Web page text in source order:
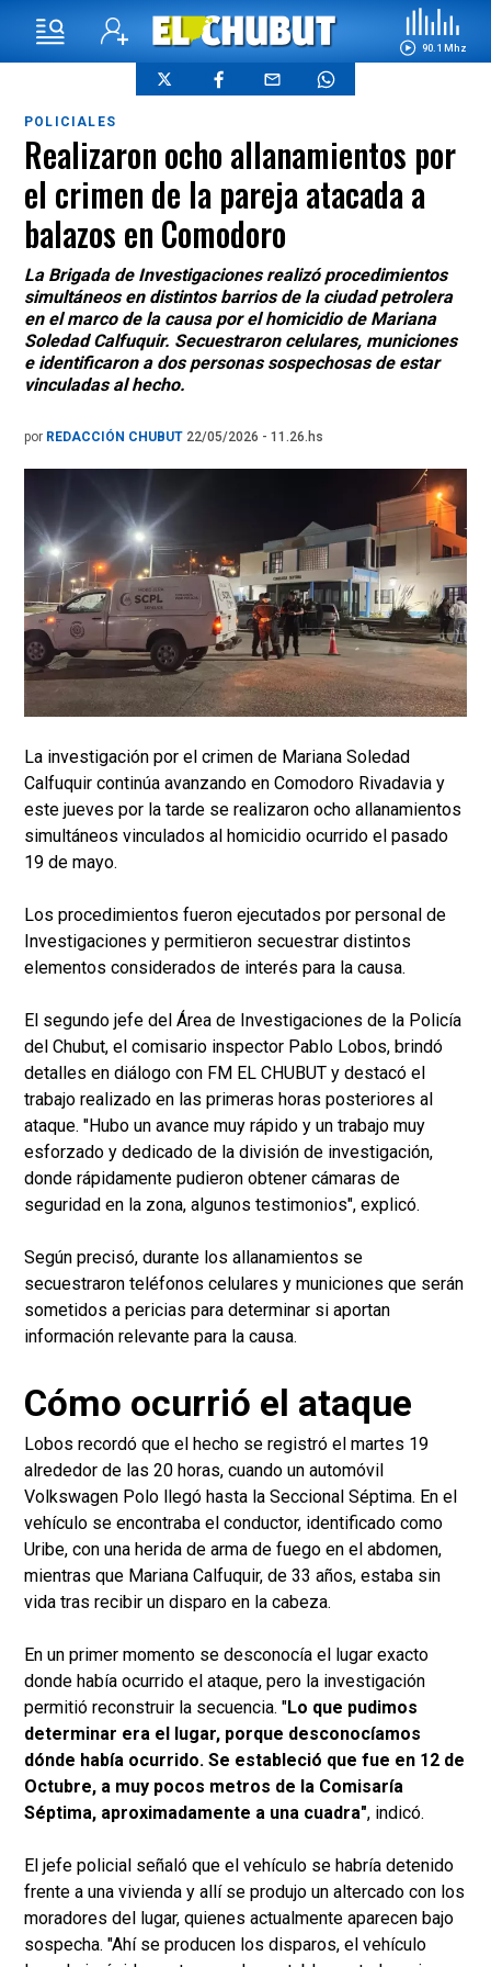
90.1 Mhz
POLICIALES
Realizaron ocho allanamientos por
el crimen de la pareja atacada a
balazos en Comodoro
La Brigada de Investigaciones realizó procedimientos
simultáneos en distintos barrios de la ciudad petrolera
en el marco de la causa por el homicidio de Mariana
Soledad Calfuquir. Secuestraron celulares, municiones
e identificaron a dos personas sospechosas de estar
vinculadas al hecho.
por REDACCIÓN CHUBUT 22/05/2026 - 11.26.hs
La investigación por el crimen de Mariana Soledad
Calfuquir continúa avanzando en Comodoro Rivadavia y
este jueves por la tarde se realizaron ocho allanamientos
simultáneos vinculados al homicidio ocurrido el pasado
19 de mayo.
Los procedimientos fueron ejecutados por personal de
Investigaciones y permitieron secuestrar distintos
elementos considerados de interés para la causa.
El segundo jefe del Área de Investigaciones de la Policía
del Chubut, el comisario inspector Pablo Lobos, brindó
detalles en diálogo con FM EL CHUBUT y destacó el
trabajo realizado en las primeras horas posteriores al
ataque. "Hubo un avance muy rápido y un trabajo muy
esforzado y dedicado de la división de investigación,
donde rápidamente pudieron obtener cámaras de
seguridad en la zona, algunos testimonios", explicó.
Según precisó, durante los allanamientos se
secuestraron teléfonos celulares y municiones que serán
sometidos a pericias para determinar si aportan
información relevante para la causa.
Cómo ocurrió el ataque
Lobos recordó que el hecho se registró el martes 19
alrededor de las 20 horas, cuando un automóvil
Volkswagen Polo llegó hasta la Seccional Séptima. En el
vehículo se encontraba el conductor, identificado como
Uribe, con una herida de arma de fuego en el abdomen,
mientras que Mariana Calfuquir, de 33 años, estaba sin
vida tras recibir un disparo en la cabeza.
En un primer momento se desconocía el lugar exacto
donde había ocurrido el ataque, pero la investigación
permitió reconstruir la secuencia. "Lo que pudimos
determinar era el lugar, porque desconocíamos
dónde había ocurrido. Se estableció que fue en 12 de
Octubre, a muy pocos metros de la Comisaría
Séptima, aproximadamente a una cuadra", indicó.
El jefe policial señaló que el vehículo se habría detenido
frente a una vivienda y allí se produjo un altercado con los
moradores del lugar, quienes actualmente aparecen bajo
sospecha. "Ahí se producen los disparos, el vehículo